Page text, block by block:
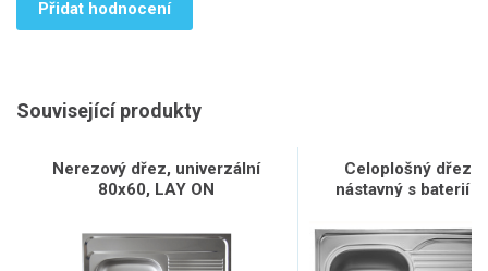
Přidat hodnocení
Související produkty
Nerezový dřez, univerzální
80x60, LAY ON
Celoplošný dřez
nástavný s baterií